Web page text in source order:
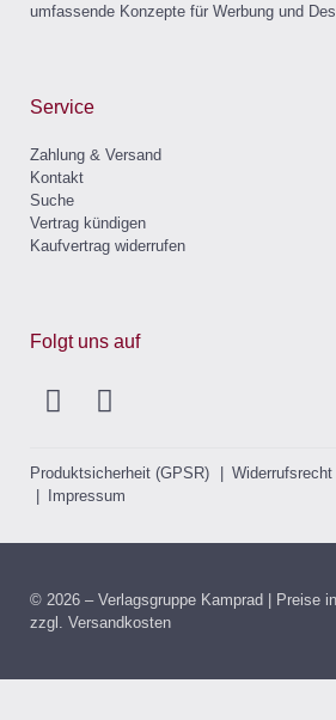
umfassende Konzepte für Werbung und
Service
Zahlung & Versand
Kontakt
Suche
Vertrag kündigen
Kaufvertrag widerrufen
Folgt uns auf
Produktsicherheit (GPSR) Widerrufsrecht
Impressum
© 2026 – Verlagsgruppe Kamprad | Preise
zzgl. Versandkosten